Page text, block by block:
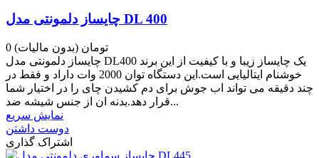
چایساز دلمونتی مدل DL 400
0 تومان (بدون مالیات)
چایساز دلمونتی مدل DL400 یک چایساز زیبا و با کیفیت از این برند
خوشنام ایتالیایی است.این دستگاه توان 2000 وات داراد و فقط در
چند دقیقه می تواند اب جوش برای دم کشیدن چای را در اختیار شما
قرار دهد.بدنه ان از جنس شیشه ضد...
نمایش سریع
دوست داشتن
اشتراک گذاری